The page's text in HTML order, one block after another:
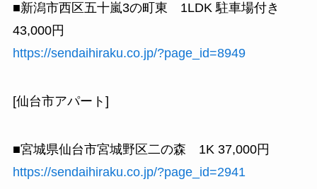
■新潟市西区五十嵐3の町東 1LDK 駐車場付き
43,000円
https://sendaihiraku.co.jp/?page_id=8949
[仙台市アパート]
■宮城県仙台市宮城野区二の森 1K 37,000円
https://sendaihiraku.co.jp/?page_id=2941